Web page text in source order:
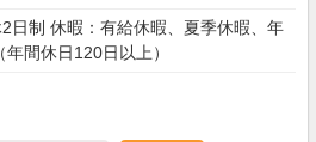
日制 休暇：有給休暇、夏季休暇、年
間休日120日以上）